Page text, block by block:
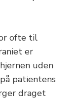
ofte til
er
uden
patientens
draget